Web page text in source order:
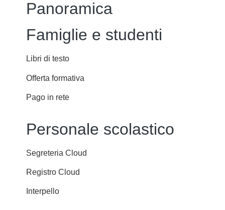
Panoramica
Famiglie e studenti
Libri di testo
Offerta formativa
Pago in rete
Personale scolastico
Segreteria Cloud
Registro Cloud
Interpello